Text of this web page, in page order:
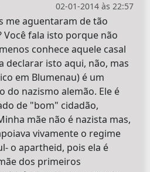
02-01-2014 às 22:57
me aguentaram de tão
fala isto porque não
conhece aquele casal
declarar isto aqui, não, mas
em Blumenau) é um
do nazismo alemão. Ele é
de "bom" cidadão,
mãe não é nazista mas,
vivamente o regime
o apartheid, pois ela é
dos primeiros